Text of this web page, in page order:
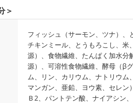
＞
フィッシュ（サーモン、ツナ）、
チキンミール、とうもろこし、米
源）、食物繊維、たんぱく加水分
源）、可溶性食物繊維、酵母（β
ム、リン、カリウム、ナトリウム
マンガン、亜鉛、ヨウ素、セレン
Ｂ2、パントテン酸、ナイアシン